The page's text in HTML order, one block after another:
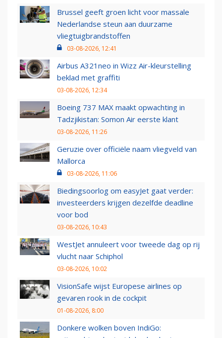
Brussel geeft groen licht voor massale
Nederlandse steun aan duurzame
vliegtuigbrandstoffen
03-08-2026, 12:41
Airbus A321neo in Wizz Air-kleurstelling
beklad met graffiti
03-08-2026, 12:34
Boeing 737 MAX maakt opwachting in
Tadzjikistan: Somon Air eerste klant
03-08-2026, 11:26
Geruzie over officiële naam vliegveld van
Mallorca
03-08-2026, 11:06
Biedingsoorlog om easyJet gaat verder:
investeerders krijgen dezelfde deadline
voor bod
03-08-2026, 10:43
WestJet annuleert voor tweede dag op rij
vlucht naar Schiphol
03-08-2026, 10:02
VisionSafe wijst Europese airlines op
gevaren rook in de cockpit
01-08-2026, 8:00
Donkere wolken boven IndiGo: